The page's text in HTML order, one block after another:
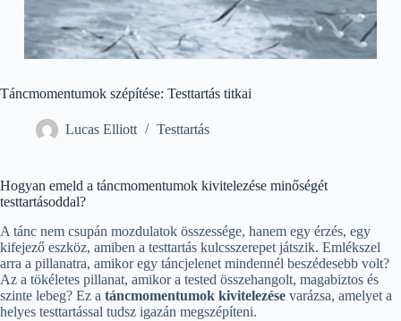
Táncmomentumok szépítése: Testtartás titkai
Lucas Elliott Testtartás
Hogyan emeld a táncmomentumok kivitelezése minőségét
testtartásoddal?
A tánc nem csupán mozdulatok összessége, hanem egy érzés, egy
kifejező eszköz, amiben a testtartás kulcsszerepet játszik. Emlékszel
arra a pillanatra, amikor egy táncjelenet mindennél beszédesebb volt?
Az a tökéletes pillanat, amikor a tested összehangolt, magabiztos és
szinte lebeg? Ez a táncmomentumok kivitelezése varázsa, amelyet a
helyes testtartással tudsz igazán megszépíteni.